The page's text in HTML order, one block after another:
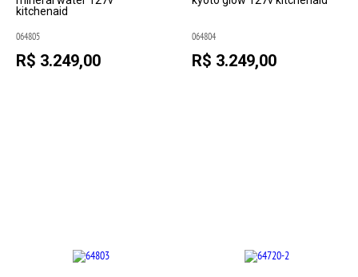
kitchenaid
064805
R$ 3.249,00
064804
R$ 3.249,00